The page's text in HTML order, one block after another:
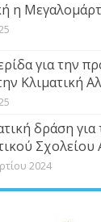
η
για την
Κλιματική
δράση για
2024